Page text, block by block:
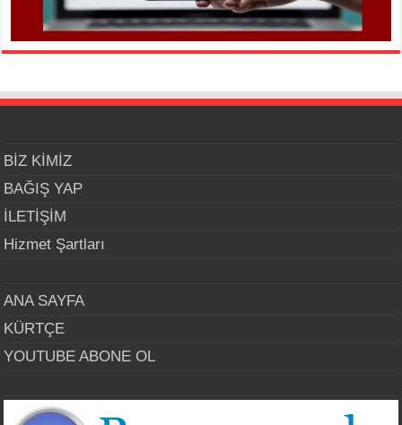
BİZ KİMİZ
BAĞIŞ YAP
İLETİŞİM
Hizmet Şartları
ANA SAYFA
KÜRTÇE
YOUTUBE ABONE OL